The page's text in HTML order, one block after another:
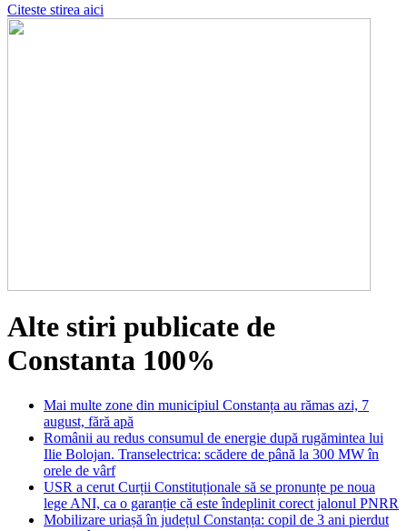
Citeste stirea aici
Alte stiri publicate de
Constanta 100%
Mai multe zone din municipiul Constanța au rămas azi, 7
august, fără apă
Românii au redus consumul de energie după rugămintea lui
Ilie Bolojan. Transelectrica: scădere de până la 300 MW în
orele de vârf
USR a cerut Curții Constituționale să se pronunțe pe noua
lege ANI, ca o garanție că este îndeplinit corect jalonul PNRR
Mobilizare uriașă în județul Constanța: copil de 3 ani pierdut